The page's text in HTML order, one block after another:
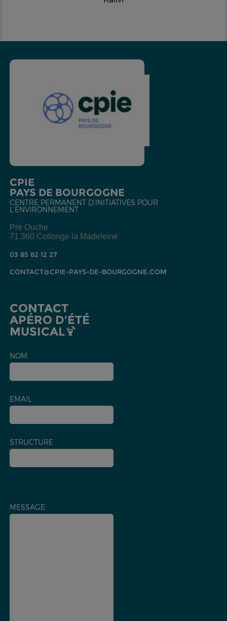
CPIE
PAYS DE BOURGOGNE
CENTRE PERMANENT D'INITIATIVES POUR
L'ENVIRONNEMENT
Pré Ouche
71 360 Collonge la Madeleine
03 85 82 12 27
CONTACT@CPIE-PAYS-DE-BOURGOGNE.COM
CONTACT
APÉRO D'ÉTÉ
MUSICAL🍹
NOM
EMAIL
STRUCTURE
MESSAGE